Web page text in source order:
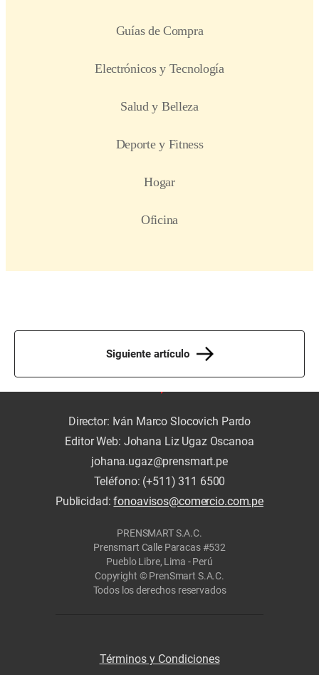
Siguiente artículo
Director: Iván Marco Slocovich Pardo
Editor Web: Johana Liz Ugaz Oscanoa
johana.ugaz@prensmart.pe
Teléfono: (+511) 311 6500
Publicidad:fonoavisos@comercio.com.pe
PRENSMART S.A.C.
Prensmart Calle Paracas #532
Pueblo Libre, Lima - Perú
Copyright © PrenSmart S.A.C.
Todos los derechos reservados
Términos y Condiciones